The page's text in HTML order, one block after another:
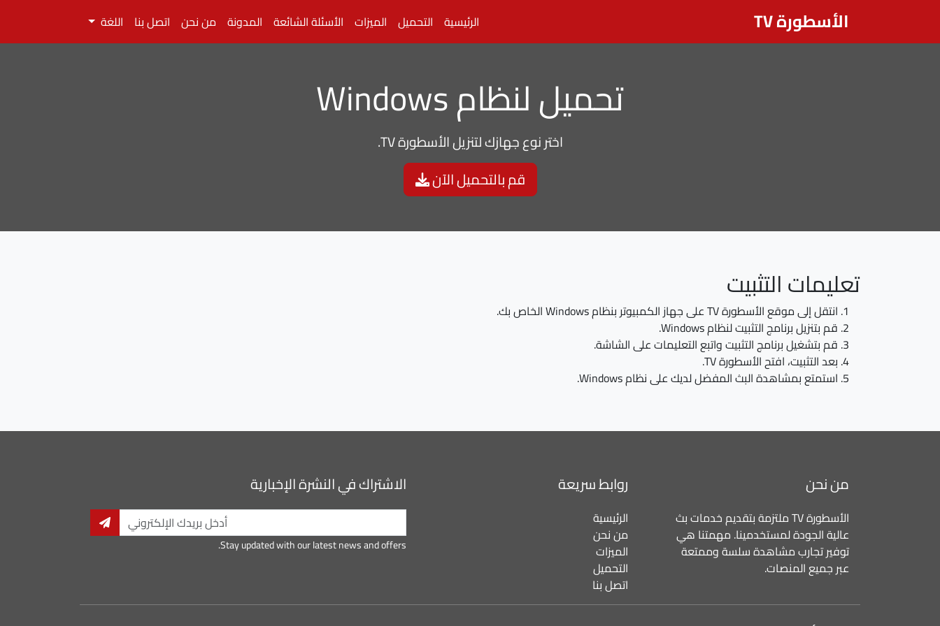
الأسطورة TV الرئيسية التحميل الميزات الأسئلة الشائعة المدونة من نحن اتصل بنا اللغة
تحميل لنظام Windows
اختر نوع جهازك لتنزيل الأسطورة TV.
قم بالتحميل الآن
تعليمات التثبيت
انتقل إلى موقع الأسطورة TV على جهاز الكمبيوتر بنظام Windows الخاص بك.
قم بتنزيل برنامج التثبيت لنظام Windows.
قم بتشغيل برنامج التثبيت واتبع التعليمات على الشاشة.
بعد التثبيت، افتح الأسطورة TV.
استمتع بمشاهدة البث المفضل لديك على نظام Windows.
من نحن
الأسطورة TV ملتزمة بتقديم خدمات بث
عالية الجودة لمستخدمينا. مهمتنا هي
توفير تجارب مشاهدة سلسة وممتعة
عبر جميع المنصات.
روابط سريعة
الرئيسية
من نحن
الميزات
التحميل
اتصل بنا
الاشتراك في النشرة الإخبارية
Stay updated with our latest news and offers.